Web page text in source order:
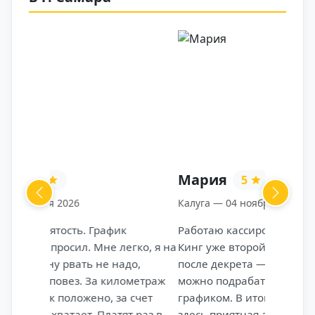
Мария
Калуга — 04 ноября 2025
Работаю кассиром в ресторане Бургер
Кинг уже второй год. Пришла сюда
после декрета — искала место, где
можно подрабатывать с гибким
графиком. В итоге осталась, потому что
Previous Next